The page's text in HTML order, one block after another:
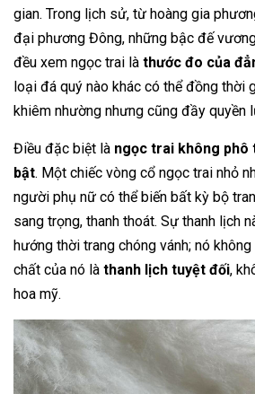
gian. Trong lịch sử, từ hoàng gia
đại phương Đông, những bậc đế
đều xem ngọc trai là thước đo của
loại đá quý nào khác có thể đồng thời
khiêm nhường nhưng cũng đầy quyền
Điều đặc biệt là ngọc trai không phô
bật. Một chiếc vòng cổ ngọc trai nhỏ
người phụ nữ có thể biến bất kỳ bộ
sang trọng, thanh thoát. Sự thanh lịch
hướng thời trang chóng vánh; nó
chất của nó là thanh lịch tuyệt đối,
hoa mỹ.